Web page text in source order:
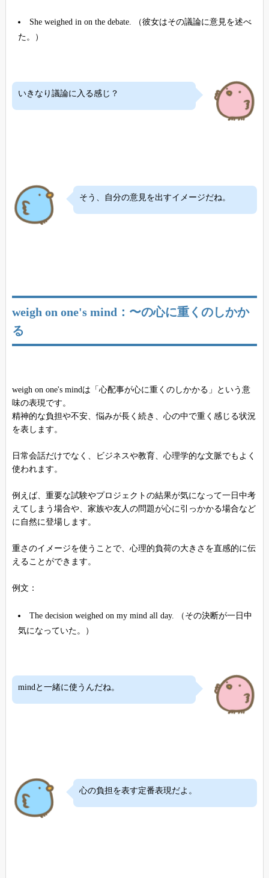
She weighed in on the debate. （彼女はその議論に意見を述べ
た。）
いきなり議論に入る感じ？
そう、自分の意見を出すイメージだね。
weigh on one's mind：〜の心に重くのしかか
る
weigh on one's mindは「心配事が心に重くのしかかる」という意
味の表現です。
精神的な負担や不安、悩みが長く続き、心の中で重く感じる状況
を表します。
日常会話だけでなく、ビジネスや教育、心理学的な文脈でもよく
使われます。
例えば、重要な試験やプロジェクトの結果が気になって一日中考
えてしまう場合や、家族や友人の問題が心に引っかかる場合など
に自然に登場します。
重さのイメージを使うことで、心理的負荷の大きさを直感的に伝
えることができます。
例文：
The decision weighed on my mind all day. （その決断が一日中
気になっていた。）
mindと一緒に使うんだね。
心の負担を表す定番表現だよ。